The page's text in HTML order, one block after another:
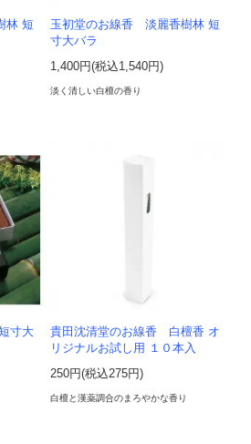
林 短
玉初堂のお線香 淡麗香樹林 短
寸大バラ
1,400円(税込1,540円)
淡く清しい白檀の香り
寸大
貴田沈清堂のお線香 白檀香 オ
リジナルお試し用 １０本入
250円(税込275円)
白檀と漢薬調合のまろやかな香り